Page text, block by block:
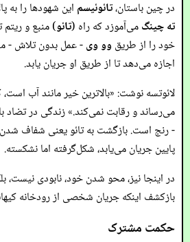
در چین باستان،تائوئیسم این شهودها را به
ته چینگمی‌آموزد که راه (تائو) منبع و
خود را از طریق وو وی- عمل بدون تلاش -
اجازه می‌دهد تا از طریق او جریان یابد.
لائوتسه نوشت: «بالاترین خیر مانند آب
می‌رساند و رقابت نمی‌کند.» زندگی در تضاد
- رنج است. بازگشت به تائو یعنی شفاف شدن،
پایین جریان می‌یابد، شکل‌گرفته اما نشکسته.
در اینجا نیز، محو شدن خود، نابودی نیست،
بازکشف اینکه جریان شخصی از رودخانه
حکمت مشترک